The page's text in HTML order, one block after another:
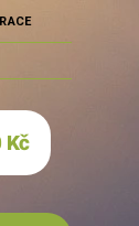
Kč